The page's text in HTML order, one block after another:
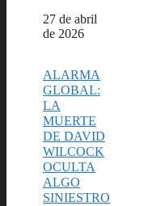
Fecha
27 de abril
de 2026
ALARMA
GLOBAL:
LA
MUERTE
DE DAVID
WILCOCK
OCULTA
ALGO
SINIESTRO